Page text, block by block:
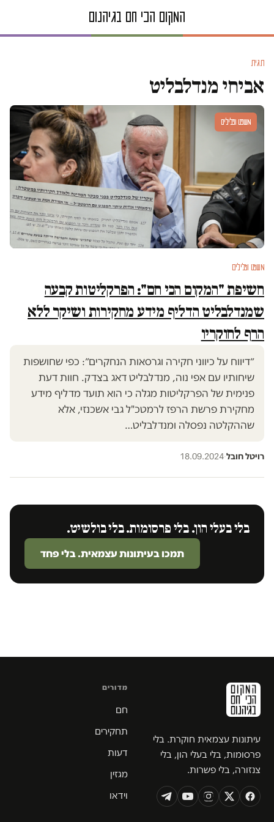
תגית
אביחי מנדלבליט
משפט ופלילים
משפט ופלילים
חשיפת "המקום הכי חם": הפרקליטות קבעה
שמנדלבליט הדליף מידע מחקירות ושיקר ללא
הרף לחוקריו
״דיווח על כיווני חקירה וגרסאות הנחקרים״: כפי שחושפות
שיחותיו עם אפי נוה, מנדלבליט דאג בצדק. חוות דעת
פנימית של הפרקליטות מגלה כי הוא תועד מדליף מידע
מחקירת פרשת הרפז לרמטכ"ל גבי אשכנזי, אלא
שההקלטה נפסלה ומנדלבליט…
רויטל חובל·
18.09.2024
בלי בעלי הון. בלי פרסומות. בלי בולשיט.
תמכו בעיתונות עצמאית. בלי פחד
עיתונות עצמאית חוקרת. בלי
פרסומות, בלי בעלי הון, בלי
צנזורה, בלי פשרות.
מדורים
חם
תחקירים
דעות
מגזין
וידאו